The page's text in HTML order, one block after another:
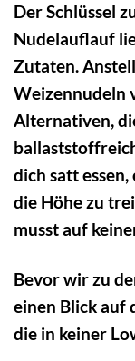
Der Schlüssel
Nudelauflauf
Zutaten.
Weizennudeln
Alternativen,
dich satt
die Höhe zu
musst auf
Bevor wir zu
einen Blick auf
die in keiner